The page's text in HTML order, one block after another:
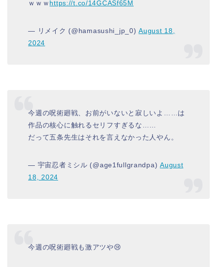
ｗｗｗhttps://t.co/14GCASf65M
— リメイク (@hamasushi_jp_0)August 18,
2024
今週の呪術廻戦、お前がいないと寂しいよ……は
作品の核心に触れるセリフすぎるな……
だって五条先生はそれを言えなかった人やん。
— 宇宙忍者ミシル (@age1fullgrandpa)August
18, 2024
今週の呪術廻戦も激アツや😢